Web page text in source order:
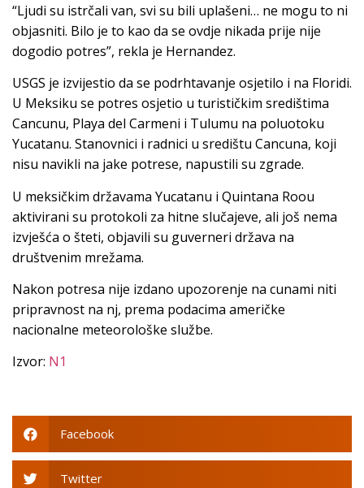
“Ljudi su istrčali van, svi su bili uplašeni… ne mogu to ni
objasniti. Bilo je to kao da se ovdje nikada prije nije
dogodio potres”, rekla je Hernandez.
USGS je izvijestio da se podrhtavanje osjetilo i na Floridi.
U Meksiku se potres osjetio u turističkim središtima
Cancunu, Playa del Carmeni i Tulumu na poluotoku
Yucatanu. Stanovnici i radnici u središtu Cancuna, koji
nisu navikli na jake potrese, napustili su zgrade.
U meksičkim državama Yucatanu i Quintana Roou
aktivirani su protokoli za hitne slučajeve, ali još nema
izvješća o šteti, objavili su guverneri država na
društvenim mrežama.
Nakon potresa nije izdano upozorenje na cunami niti
pripravnost na nj, prema podacima američke
nacionalne meteorološke službe.
Izvor: N1
Facebook
Twitter